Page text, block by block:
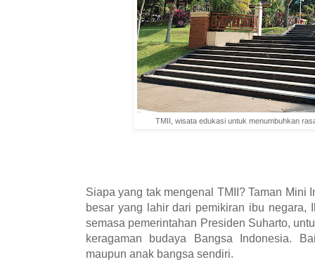
TMII, wisata edukasi untuk menumbuhkan
Siapa yang tak mengenal TMII? Taman Mini
besar yang lahir dari pemikiran ibu negara,
semasa pemerintahan Presiden Suharto,
keragaman budaya Bangsa Indonesia.
maupun anak bangsa sendiri.